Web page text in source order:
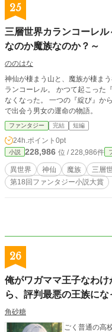
25
三層世界カランコーレ
なのか魔族なのか？～
ののはな
神仙が棲まう山と、魔族が棲ま
ランコーレル。 かつて起こった
なくなった。 一つの『綻び』か
で出会う男女の運命の物語。
ファンタジー 完結 短編
24h.ポイント 0pt
小説 228,986 位 / 228,986件
異世界 神仙 魔族 三層
第18回ファンタジー小説大賞
26
俺がワガママ王子なわ
ら、評判最悪の王族にな
角砂糖
ごく普通の高